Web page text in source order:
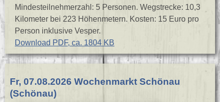
Mindesteilnehmerzahl: 5 Personen. Wegstrecke: 10,3
Kilometer bei 223 Höhenmetern. Kosten: 15 Euro pro
Person inklusive Vesper.
Download PDF, ca. 1804 KB
Fr, 07.08.2026 Wochenmarkt Schönau
(Schönau)